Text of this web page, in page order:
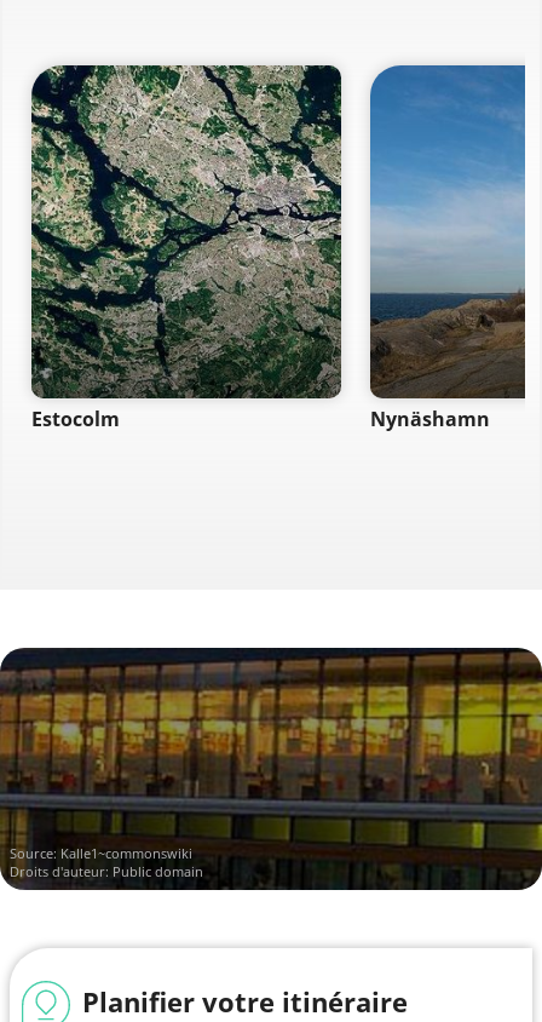
Estocolm Nynäshamn
Source: Kalle1~commonswiki
Droits d'auteur: Public domain
Planifier votre itinéraire